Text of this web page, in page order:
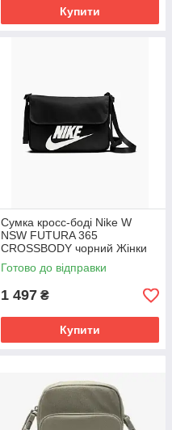
Купити
Сумка кросс-боді Nike W
NSW FUTURA 365
CROSSBODY чорний Жінки
22х16х6см CW9300-010
Готово до відправки
1 497 ₴
Купити